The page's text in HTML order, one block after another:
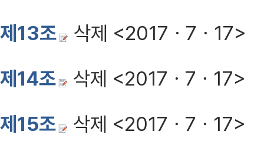
제13조
삭제 <2017ㆍ7ㆍ17>
제14조
삭제 <2017ㆍ7ㆍ17>
제15조
삭제 <2017ㆍ7ㆍ17>